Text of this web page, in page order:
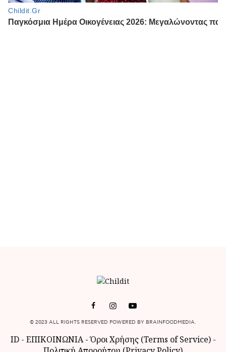
© 2023 ALL RIGHTS RESERVED POWERED BY BRAINFOODMEDIA.
ID- ΕΠΙΚΟΙΝΩΝΙΑ-Όροι Χρήσης (Terms of Service)-